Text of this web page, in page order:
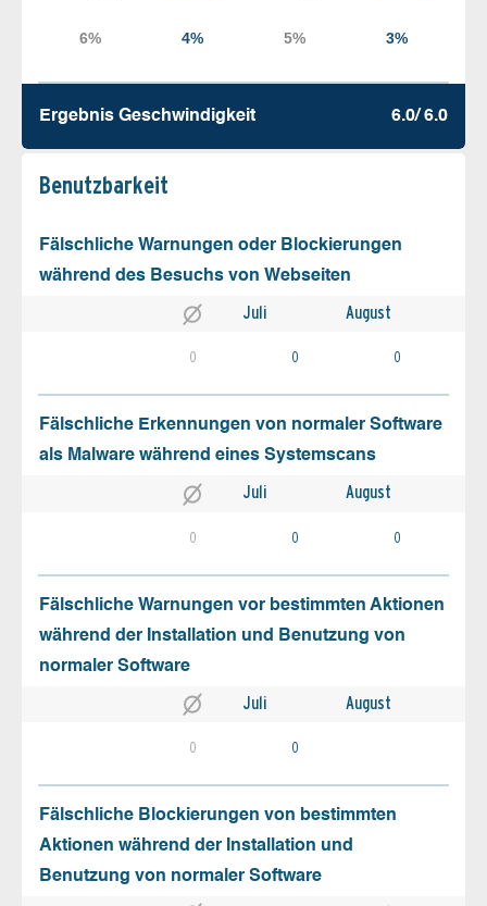
Ergebnis Geschw­indigkeit 6.0/ 6.0
Benutz­barkeit
Fälschliche Warnungen oder Blockierungen
während des Besuchs von Webseiten
Juli August
0 0 0
Fälschliche Erkennungen von normaler Software
als Malware während eines Systemscans
Juli August
0 0 0
Fälschliche Warnungen vor bestimmten Aktionen
während der Installation und Benutzung von
normaler Software
Juli August
0 0
Fälschliche Blockierungen von bestimmten
Aktionen während der Installation und
Benutzung von normaler Software